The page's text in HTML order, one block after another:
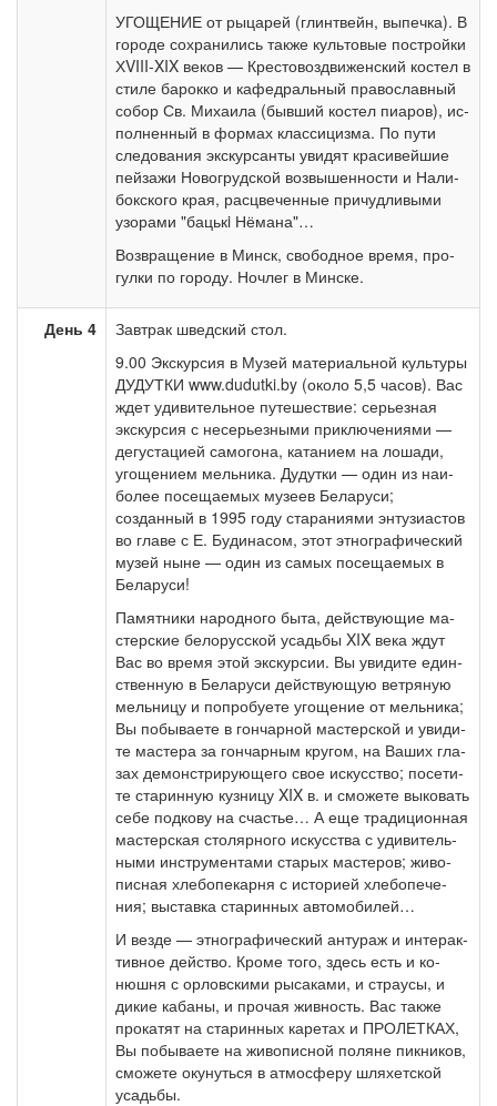
УГОЩЕНИЕ от ры­ца­рей (глинтвейн, вы­печ­ка). В
го­ро­де со­хра­ни­лись так­же куль­то­вые постройки
ХVIII-XIX ве­ков — Кре­сто­воз­дви­жен­ский ко­стел в
сти­ле ба­рок­ко и ка­фед­раль­ный пра­во­слав­ный
со­бор Св. Ми­ха­и­ла (быв­ший ко­стел пи­а­ров), ис­
пол­нен­ный в фор­мах клас­си­циз­ма. По пу­ти
сле­до­ва­ния экскурсанты уви­дят кра­си­вей­шие
пей­за­жи Но­во­груд­ской воз­вы­шен­но­сти и На­ли­
бок­ско­го края, рас­цве­чен­ные при­чуд­ли­вы­ми
узо­ра­ми "ба­цькi Нё­ма­на"…
Воз­вра­ще­ние в Минск, свободное вре­мя, про­
гул­ки по го­ро­ду. Ноч­лег в Мин­ске.
День 4
Завтрак швед­ский стол.
9.00 Экс­кур­сия в Музей ма­те­ри­аль­ной куль­ту­ры
ДУДУТКИ www.dudutki.by (око­ло 5,5 ча­сов). Вас
ждет уди­ви­тель­ное пу­те­ше­ствие: се­рьез­ная
экскурсия с не­серь­ез­ны­ми при­клю­че­ни­я­ми —
де­гу­ста­ци­ей са­мо­го­на, ка­та­ни­ем на ло­ша­ди,
уго­ще­ни­ем мель­ни­ка. Ду­дутки — один из наи­
бо­лее по­се­щае­мых му­зеев Бе­ла­ру­си;
созданный в 1995 го­ду ста­ра­ни­я­ми эн­ту­зи­а­стов
во гла­ве с Е. Бу­ди­на­сом, этот эт­но­гра­фи­че­ский
му­зей ны­не — один из са­мых по­се­щае­мых в
Бе­ла­ру­си!
Памятники на­род­но­го бы­та, дей­ствую­щие ма­
стер­ские бе­ло­рус­ской усадь­бы XIX ве­ка ждут
Вас во вре­мя этой экс­кур­сии. Вы уви­ди­те един­
ствен­ную в Бе­ла­ру­си дей­ству­ю­щую вет­ря­ную
мель­ни­цу и по­про­бу­е­те уго­ще­ние от мель­ни­ка;
Вы по­бы­ва­е­те в гон­чар­ной ма­стер­ской и уви­ди­
те ма­сте­ра за гон­чар­ным кру­гом, на Ва­ших гла­
зах де­мон­стри­рую­ще­го свое ис­кус­ство; по­се­ти­
те ста­рин­ную куз­ни­цу XIX в. и смо­же­те вы­ко­вать
се­бе под­ко­ву на сча­стье… А еще тра­ди­ци­он­ная
ма­стер­ская сто­ляр­но­го ис­кус­ства с уди­ви­тель­
ны­ми ин­стру­мен­та­ми ста­рых ма­сте­ров; жи­во­
пис­ная хле­бо­пе­кар­ня с ис­то­ри­ей хле­бо­пе­че­
ния; вы­став­ка ста­рин­ных ав­то­мо­би­лей…
И вез­де — эт­но­гра­фи­че­ский ан­ту­раж и ин­терак­
тив­ное дей­ство. Кро­ме то­го, здесь есть и ко­
нюш­ня с ор­лов­ски­ми ры­са­ка­ми, и стра­у­сы, и
ди­кие ка­ба­ны, и про­чая жив­ность. Вас так­же
про­ка­тят на ста­рин­ных ка­ре­тах и ПРОЛЕТКАХ,
Вы по­бы­ва­е­те на жи­во­пис­ной по­ля­не пик­ни­ков,
смо­же­те оку­нуть­ся в ат­мо­сфе­ру шля­хет­ской
усадь­бы.